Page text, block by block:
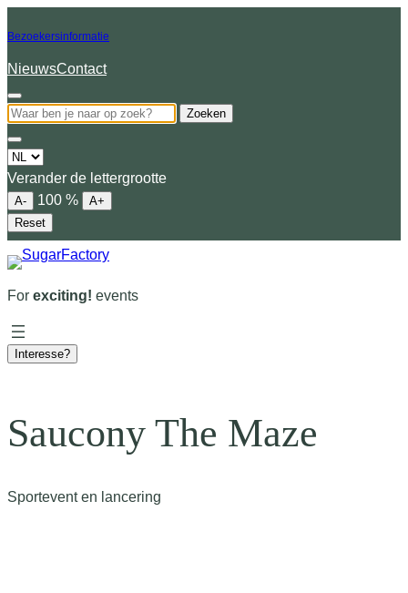
Bezoekersinformatie
NieuwsContact
Zoeken
Choose
a
language
Verander de lettergrootte
A- 100 %
A+
Reset
For exciting! events
Interesse?
Saucony The Maze
Sportevent en lancering